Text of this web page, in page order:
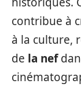
contribue à
à la culture,
de la nef